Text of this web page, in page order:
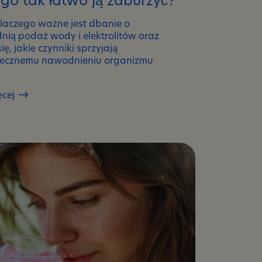
ważne jest dbanie o
podaż wody i elektrolitów oraz
jakie czynniki sprzyjają
nawodnieniu organizmu